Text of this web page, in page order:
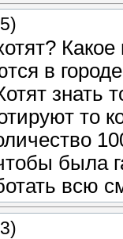
в
знать
то
была
всю